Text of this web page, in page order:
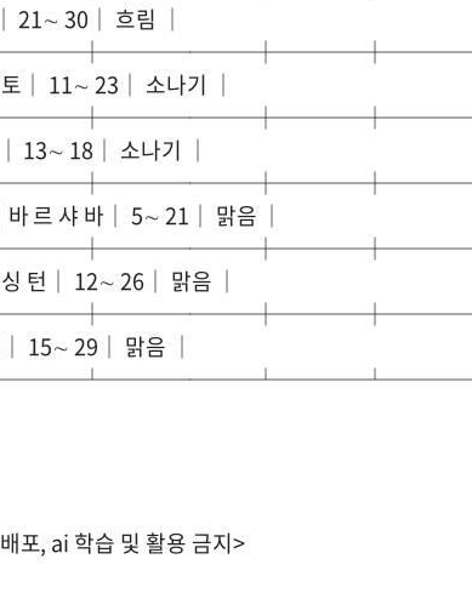
21∼ 30│ 흐림 │
│ 11∼ 23│ 소나기 │
13∼ 18│ 소나기 │
르 샤 바│ 5∼ 21│ 맑음 │
턴│ 12∼ 26│ 맑음 │
15∼ 29│ 맑음 │
포, ai 학습 및 활용 금지>